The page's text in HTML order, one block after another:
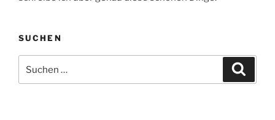
SUCHEN
nach: